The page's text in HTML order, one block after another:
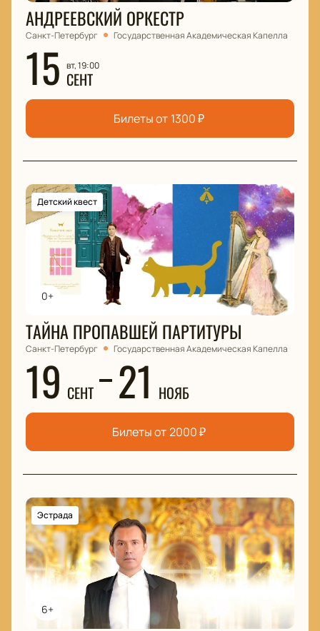
АНДРЕЕВСКИЙ ОРКЕСТР
Санкт-Петербург Государственная Академическая Капелла
15 вт, 19:00
СЕНТ
Билеты от 1300₽
0+
Детский квест
ТАЙНА ПРОПАВШЕЙ ПАРТИТУРЫ
Санкт-Петербург Государственная Академическая Капелла
19 СЕНТ 21 НОЯБ
Билеты от 2000₽
6+
Эстрада